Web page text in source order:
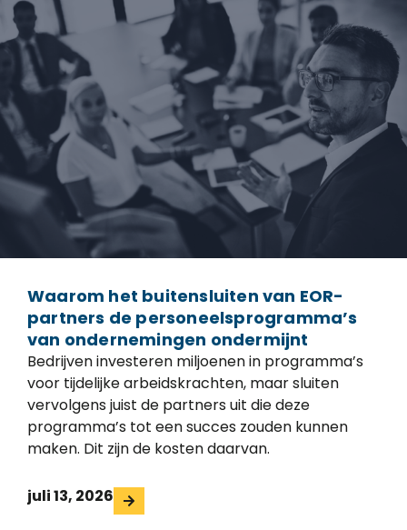
Waarom het buitensluiten van EOR-
partners de personeelsprogramma’s
van ondernemingen ondermijnt
Bedrijven investeren miljoenen in programma’s
voor tijdelijke arbeidskrachten, maar sluiten
vervolgens juist de partners uit die deze
programma’s tot een succes zouden kunnen
maken. Dit zijn de kosten daarvan.
juli 13, 2026